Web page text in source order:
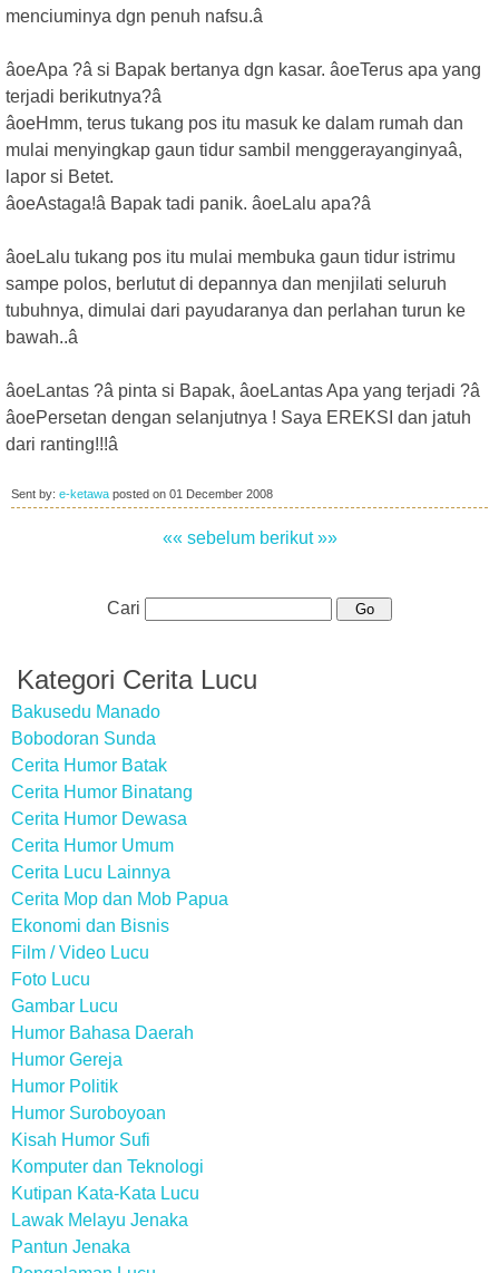
menciuminya dgn penuh nafsu.â
âoeApa ?â si Bapak bertanya dgn kasar. âoeTerus apa yang
terjadi berikutnya?â
âoeHmm, terus tukang pos itu masuk ke dalam rumah dan
mulai menyingkap gaun tidur sambil menggerayanginyaâ,
lapor si Betet.
âoeAstaga!â Bapak tadi panik. âoeLalu apa?â
âoeLalu tukang pos itu mulai membuka gaun tidur istrimu
sampe polos, berlutut di depannya dan menjilati seluruh
tubuhnya, dimulai dari payudaranya dan perlahan turun ke
bawah..â
âoeLantas ?â pinta si Bapak, âoeLantas Apa yang terjadi ?â
âoePersetan dengan selanjutnya ! Saya EREKSI dan jatuh
dari ranting!!!â
Sent by: e-ketawa posted on 01 December 2008
«« sebelum berikut »»
Cari
Kategori Cerita Lucu
Bakusedu Manado
Bobodoran Sunda
Cerita Humor Batak
Cerita Humor Binatang
Cerita Humor Dewasa
Cerita Humor Umum
Cerita Lucu Lainnya
Cerita Mop dan Mob Papua
Ekonomi dan Bisnis
Film / Video Lucu
Foto Lucu
Gambar Lucu
Humor Bahasa Daerah
Humor Gereja
Humor Politik
Humor Suroboyoan
Kisah Humor Sufi
Komputer dan Teknologi
Kutipan Kata-Kata Lucu
Lawak Melayu Jenaka
Pantun Jenaka